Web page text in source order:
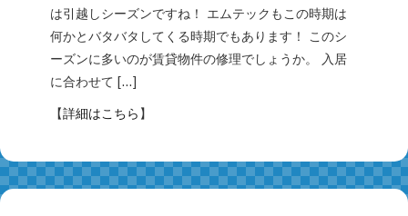
は引越しシーズンですね！ エムテックもこの時期は
何かとバタバタしてくる時期でもあります！ このシ
ーズンに多いのが賃貸物件の修理でしょうか。 入居
に合わせて […]
【詳細はこちら 】